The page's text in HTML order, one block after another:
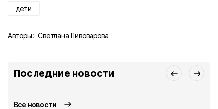
дети
Авторы: Светлана Пивоварова
Последние новости
Все новости